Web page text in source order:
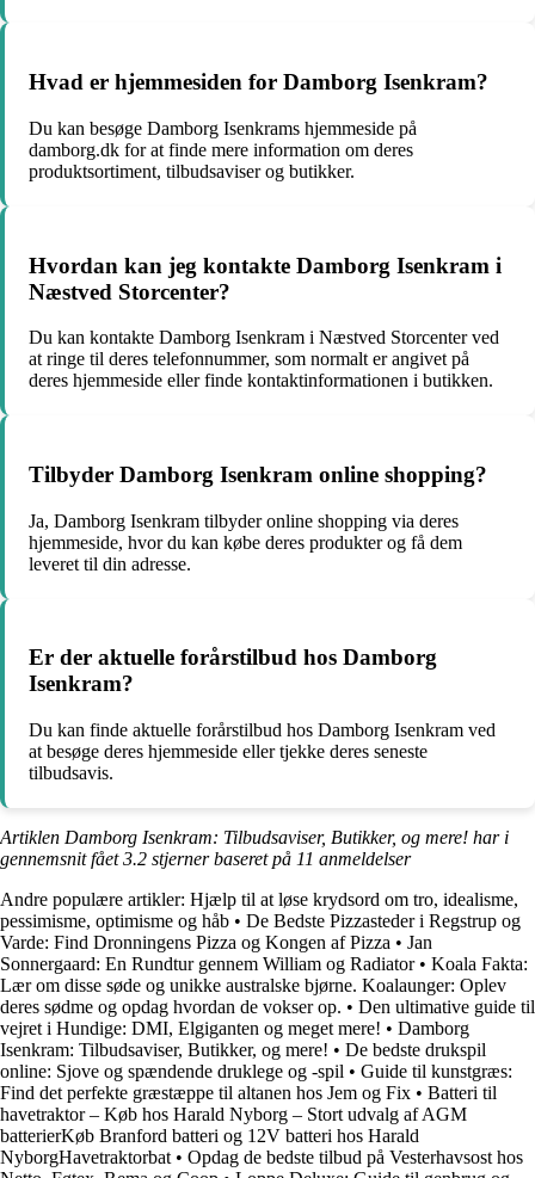
Hvad er hjemmesiden for Damborg Isenkram?
Du kan besøge Damborg Isenkrams hjemmeside på
damborg.dk for at finde mere information om deres
produktsortiment, tilbudsaviser og butikker.
Hvordan kan jeg kontakte Damborg Isenkram i
Næstved Storcenter?
Du kan kontakte Damborg Isenkram i Næstved Storcenter ved
at ringe til deres telefonnummer, som normalt er angivet på
deres hjemmeside eller finde kontaktinformationen i butikken.
Tilbyder Damborg Isenkram online shopping?
Ja, Damborg Isenkram tilbyder online shopping via deres
hjemmeside, hvor du kan købe deres produkter og få dem
leveret til din adresse.
Er der aktuelle forårstilbud hos Damborg
Isenkram?
Du kan finde aktuelle forårstilbud hos Damborg Isenkram ved
at besøge deres hjemmeside eller tjekke deres seneste
tilbudsavis.
Artiklen Damborg Isenkram: Tilbudsaviser, Butikker, og mere! har i
gennemsnit fået3.2 stjerner baseret på 11 anmeldelser
Andre populære artikler: Hjælp til at løse krydsord om tro, idealisme,
pessimisme, optimisme og håb • De Bedste Pizzasteder i Regstrup og
Varde: Find Dronningens Pizza og Kongen af Pizza • Jan
Sonnergaard: En Rundtur gennem William og Radiator• Koala Fakta:
Lær om disse søde og unikke australske bjørne. Koalaunger: Oplev
deres sødme og opdag hvordan de vokser op. • Den ultimative guide til
vejret i Hundige: DMI, Elgiganten og meget mere! • Damborg
Isenkram: Tilbudsaviser, Butikker, og mere! • De bedste drukspil
online: Sjove og spændende druklege og -spil • Guide til kunstgræs:
Find det perfekte græstæppe til altanen hos Jem og Fix • Batteri til
havetraktor – Køb hos Harald Nyborg – Stort udvalg af AGM
batterierKøb Branford batteri og 12V batteri hos Harald
NyborgHavetraktorbat • Opdag de bedste tilbud på Vesterhavsost hos